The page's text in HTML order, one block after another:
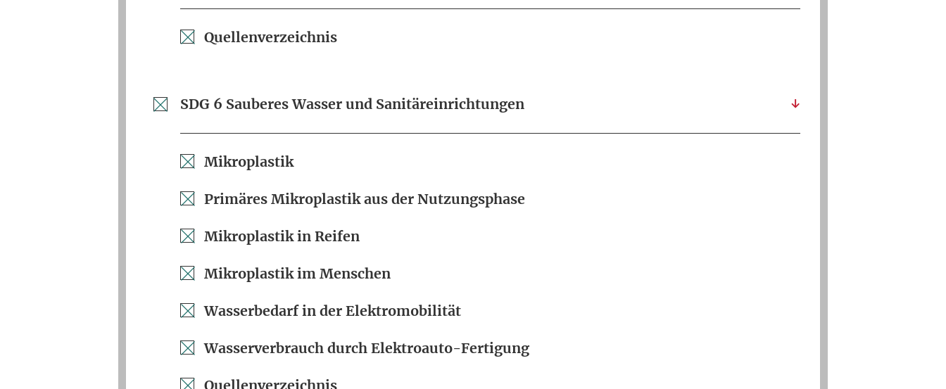
Quellenverzeichnis
SDG 6 Sauberes Wasser und Sanitäreinrichtungen
Mikroplastik
Primäres Mikroplastik aus der Nutzungsphase
Mikroplastik in Reifen
Mikroplastik im Menschen
Wasserbedarf in der Elektromobilität
Wasserverbrauch durch Elektroauto-Fertigung
Quellenverzeichnis